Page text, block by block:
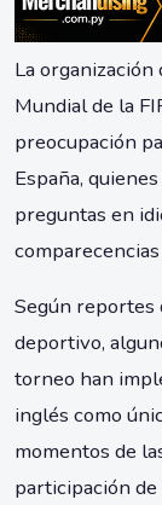
La
Mundial de la
preocupación
España,
preguntas en
Según reportes
deportivo,
torneo han
inglés como
momentos de
participación